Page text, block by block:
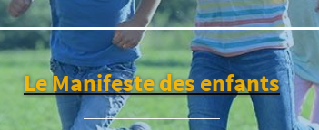
Le Manifeste des enfants